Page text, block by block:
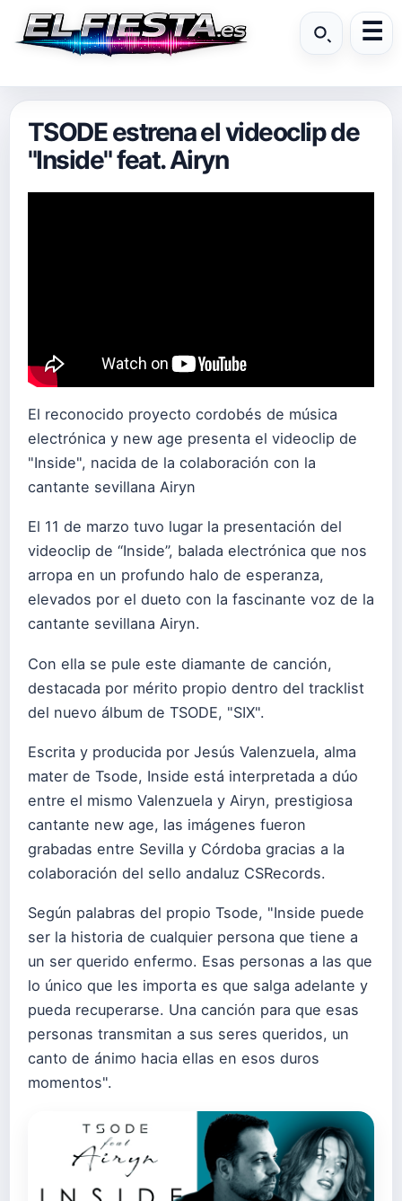
TSODE estrena el videoclip de
"Inside" feat. Airyn
El reconocido proyecto cordobés de música
electrónica y new age presenta el videoclip de
"Inside", nacida de la colaboración con la
cantante sevillana Airyn
El 11 de marzo tuvo lugar la presentación del
videoclip de “Inside”, balada electrónica que nos
arropa en un profundo halo de esperanza,
elevados por el dueto con la fascinante voz de la
cantante sevillana Airyn.
Con ella se pule este diamante de canción,
destacada por mérito propio dentro del tracklist
del nuevo álbum de TSODE, "SIX".
Escrita y producida por Jesús Valenzuela, alma
mater de Tsode, Inside está interpretada a dúo
entre el mismo Valenzuela y Airyn, prestigiosa
cantante new age, las imágenes fueron
grabadas entre Sevilla y Córdoba gracias a la
colaboración del sello andaluz CSRecords.
Según palabras del propio Tsode, "Inside puede
ser la historia de cualquier persona que tiene a
un ser querido enfermo. Esas personas a las que
lo único que les importa es que salga adelante y
pueda recuperarse. Una canción para que esas
personas transmitan a sus seres queridos, un
canto de ánimo hacia ellas en esos duros
momentos".